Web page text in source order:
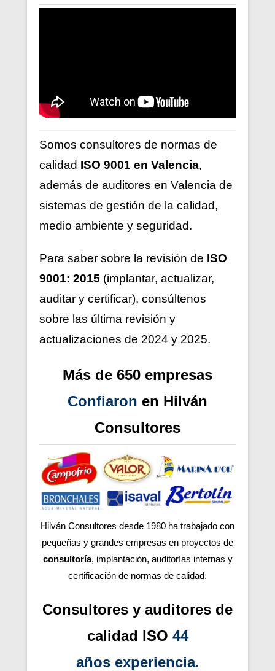
Somos consultores de normas de
calidad ISO 9001 en Valencia,
además de auditores en Valencia de
sistemas de gestión de la calidad,
medio ambiente y seguridad.
Para saber sobre la revisión de ISO
9001: 2015 (implantar, actualizar,
auditar y certificar), consúltenos
sobre las última revisión y
actualizaciones de 2024 y 2025.
Más de 650 empresas
Confiaron en Hilván
Consultores
Hilván Consultores desde 1980 ha trabajado con
pequeñas y grandes empresas en proyectos de
consultoría, implantación, auditorías internas y
certificación de normas de calidad.
Consultores y auditores de
calidad ISO 44
años experiencia.